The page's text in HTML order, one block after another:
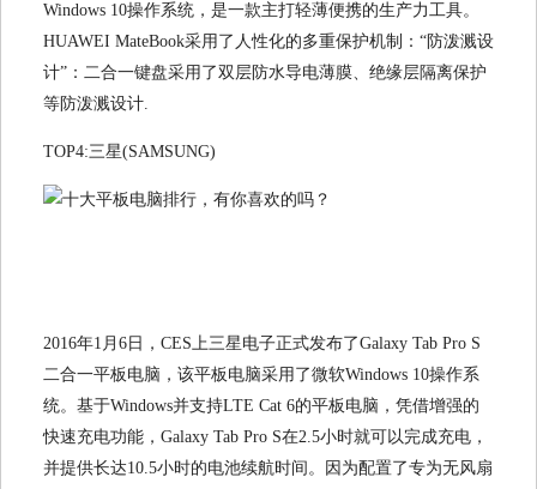
Windows 10操作系统，是一款主打轻薄便携的生产力工具。
HUAWEI MateBook采用了人性化的多重保护机制：“防泼溅设
计”：二合一键盘采用了双层防水导电薄膜、绝缘层隔离保护
等防泼溅设计.
TOP4:三星(SAMSUNG)
2016年1月6日，CES上三星电子正式发布了Galaxy Tab Pro S
二合一平板电脑，该平板电脑采用了微软Windows 10操作系
统。基于Windows并支持LTE Cat 6的平板电脑，凭借增强的
快速充电功能，Galaxy Tab Pro S在2.5小时就可以完成充电，
并提供长达10.5小时的电池续航时间。因为配置了专为无风扇